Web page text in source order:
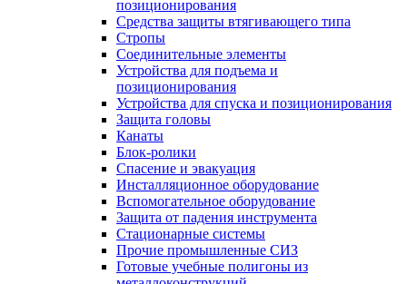
позиционирования
Средства защиты втягивающего типа
Стропы
Соединительные элементы
Устройства для подъема и
позиционирования
Устройства для спуска и позиционирования
Защита головы
Канаты
Блок-ролики
Спасение и эвакуация
Инсталляционное оборудование
Вспомогательное оборудование
Защита от падения инструмента
Стационарные системы
Прочие промышленные СИЗ
Готовые учебные полигоны из